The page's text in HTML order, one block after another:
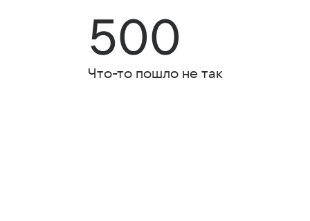
500
Что-то пошло не так